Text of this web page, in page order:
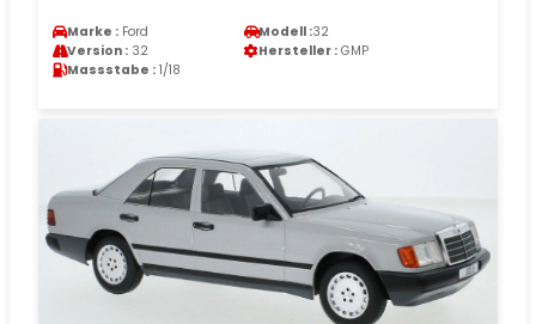
Marke : Ford Modell :32
Version : 32 Hersteller : GMP
Massstabe : 1/18